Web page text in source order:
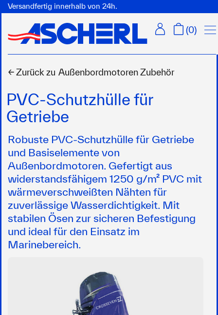
Versandfertig innerhalb von 24h.
(0)
← Zurück zu Außenbordmotoren Zubehör
PVC-Schutzhülle für
Getriebe
Robuste PVC-Schutzhülle für Getriebe
und Basiselemente von
Außenbordmotoren. Gefertigt aus
widerstandsfähigem 1250 g/m² PVC mit
wärmeverschweißten Nähten für
zuverlässige Wasserdichtigkeit. Mit
stabilen Ösen zur sicheren Befestigung
und ideal für den Einsatz im
Marinebereich.